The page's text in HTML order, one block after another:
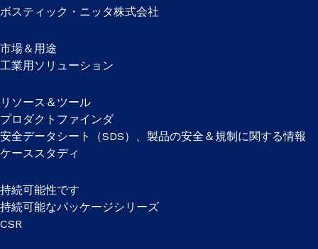
ボスティック・ニッタ株式会社
市場＆用途
工業用ソリューション
リソース＆ツール
プロダクトファインダ
安全データシート（SDS）、製品の安全＆規制に関する情報
ケーススタディ
持続可能性です
持続可能なパッケージシリーズ
CSR